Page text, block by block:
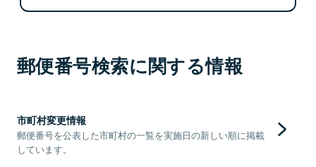
郵便番号検索に関する情報
市町村変更情報
郵便番号を公表した市町村の一覧を実施日の新しい順に掲載
しています。